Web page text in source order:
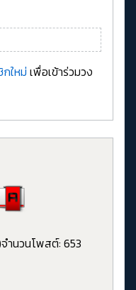
ใหม่ เพื่อเข้าร่วมวง
จำนวนโพสต์: 653